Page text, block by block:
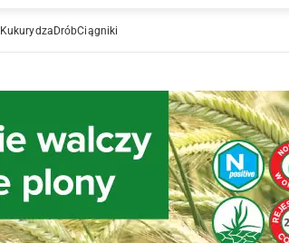
Kukurydza DróbCiągniki